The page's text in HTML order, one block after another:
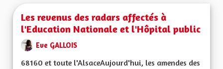
Les revenus des radars affectés à
l'Education Nationale et l'Hôpital public
Eve GALLOIS
68160 et toute l'AlsaceAujourd'hui, les amendes des